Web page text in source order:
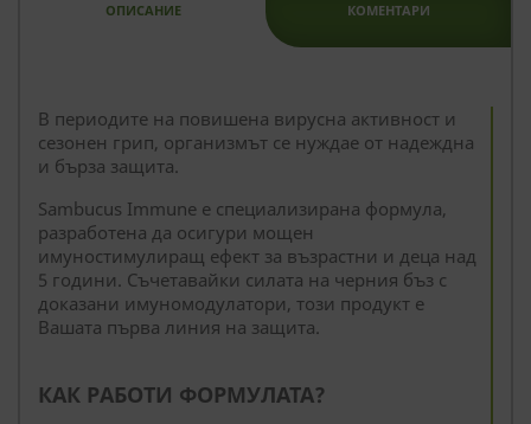
ОПИСАНИЕ КОМЕНТАРИ
В периодите на повишена вирусна активност и
сезонен грип, организмът се нуждае от надеждна
и бърза защита.
Sambucus Immune е специализирана формула,
разработена да осигури мощен
имуностимулиращ ефект за възрастни и деца над
5 години. Съчетавайки силата на черния бъз с
доказани имуномодулатори, този продукт е
Вашата първа линия на защита.
КАК РАБОТИ ФОРМУЛАТА?